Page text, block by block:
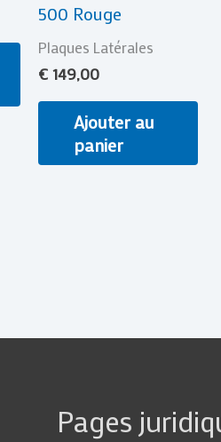
500 Rouge
Plaques Latérales
€ 149,00
Ajouter au
panier
Pages